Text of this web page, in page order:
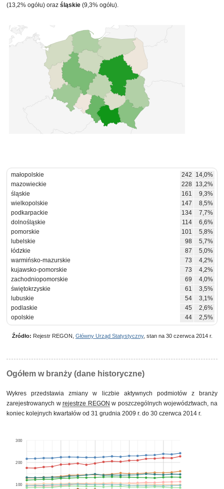
(13,2% ogółu) oraz śląskie (9,3% ogółu).
małopolskie 242
14,0%
mazowieckie
228 13,2%
śląskie
161
9,3%
wielkopolskie
147
8,5%
podkarpackie
134
7,7%
dolnośląskie
114
6,6%
pomorskie
101
5,8%
lubelskie
98
5,7%
łódzkie
87
5,0%
warmińsko-mazurskie
73
4,2%
kujawsko-pomorskie
73
4,2%
zachodniopomorskie
69
4,0%
świętokrzyskie
61
3,5%
lubuskie
54
3,1%
podlaskie
45
2,6%
opolskie
44 2,5%
Źródło: Rejestr REGON, Główny Urząd Statystyczny, stan na 30 czerwca 2014 r.
Ogółem w branży (dane historyczne)
Wykres przedstawia zmiany w liczbie aktywnych podmiotów z branży
zarejestrowanych wrejestrze REGON w poszczególnych województwach, na
koniec kolejnych kwartałów od 31 grudnia 2009 r. do 30 czerwca 2014 r.
100
200
300